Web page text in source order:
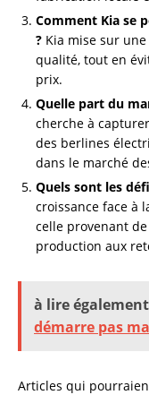
Comment Kia se
? Kia mise sur
qualité, tout en
prix.
Quelle part du
cherche à
des berlines
dans le marché
Quels sont les
croissance face à
celle provenant
production aux
à lire
démarre pas
Articles qui